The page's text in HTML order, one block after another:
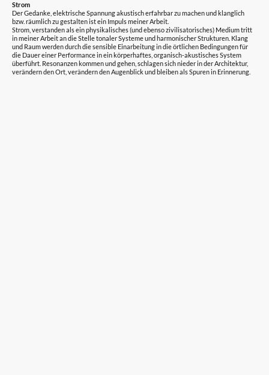
Strom
Der Gedanke, elektrische Spannung akustisch erfahrbar zu machen und klanglich
bzw. räumlich zu gestalten ist ein Impuls meiner Arbeit.
Strom, verstanden als ein physikalisches (und ebenso zivilisatorisches) Medium tritt
in meiner Arbeit an die Stelle tonaler Systeme und harmonischer Strukturen. Klang
und Raum werden durch die sensible Einarbeitung in die örtlichen Bedingungen für
die Dauer einer Performance in ein körperhaftes, organisch-akustisches System
überführt. Resonanzen kommen und gehen, schlagen sich nieder in der Architektur,
verändern den Ort, verändern den Augenblick und bleiben als Spuren in Erinnerung.